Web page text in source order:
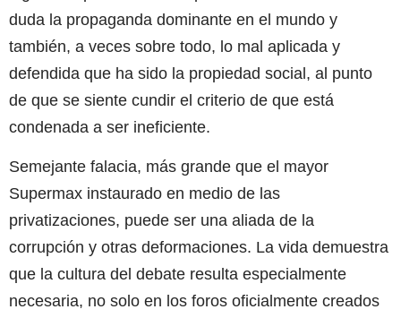
duda la propaganda dominante en el mundo y
también, a veces sobre todo, lo mal aplicada y
defendida que ha sido la propiedad social, al punto
de que se siente cundir el criterio de que está
condenada a ser ineficiente.
Semejante falacia, más grande que el mayor
Supermax instaurado en medio de las
privatizaciones, puede ser una aliada de la
corrupción y otras deformaciones. La vida demuestra
que la cultura del debate resulta especialmente
necesaria, no solo en los foros oficialmente creados